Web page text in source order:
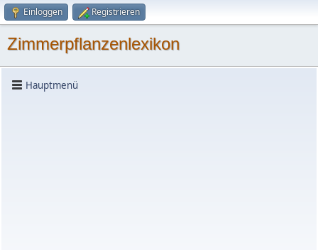
Einloggen Registrieren
Zimmerpflanzenlexikon
Hauptmenü